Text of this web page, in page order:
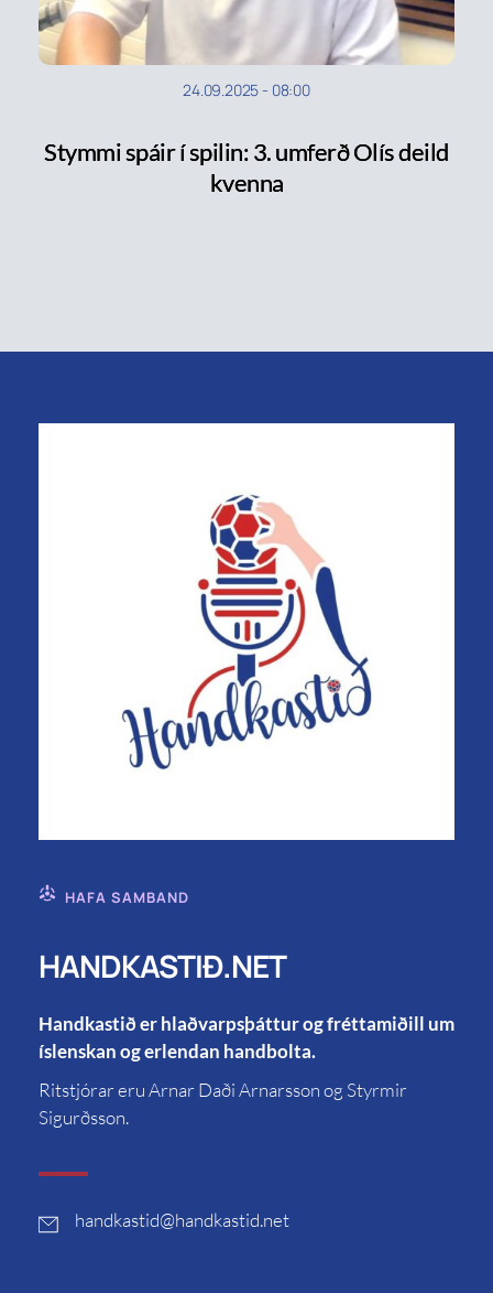
24.09.2025 - 08:00
Stymmi spáir í spilin: 3. umferð Olís deild
kvenna
HAFA SAMBAND
HANDKASTIÐ.NET
Handkastið er hlaðvarpsþáttur og fréttamiðill um
íslenskan og erlendan handbolta.
Ritstjórar eru Arnar Daði Arnarsson og Styrmir
Sigurðsson.
handkastid@handkastid.net